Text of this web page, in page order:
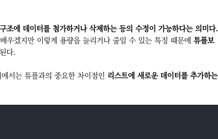
조에 데이터를 첨가하거나 삭제하는 등의 수정이 가능하다는 의미다.
우겠지만 이렇게 용량을 늘리거나 줄일 수 있는 특징 때문에 튜플보
다.
서는 튜플과의 중요한 차이점인 리스트에 새로운 데이터를 추가하는